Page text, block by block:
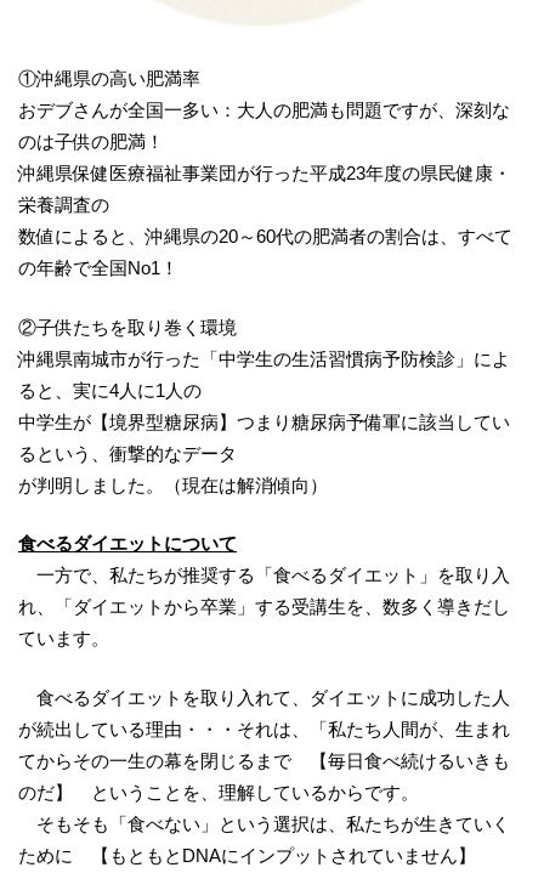
①沖縄県の高い肥満率
おデブさんが全国一多い：大人の肥満も問題ですが、深刻な
のは子供の肥満！
沖縄県保健医療福祉事業団が行った平成23年度の県民健康・
栄養調査の
数値によると、沖縄県の20～60代の肥満者の割合は、すべて
の年齢で全国No1！
②子供たちを取り巻く環境
沖縄県南城市が行った「中学生の生活習慣病予防検診」によ
ると、実に4人に1人の
中学生が【境界型糖尿病】つまり糖尿病予備軍に該当してい
るという、衝撃的なデータ
が判明しました。（現在は解消傾向）
食べるダイエットについて
一方で、私たちが推奨する「食べるダイエット」を取り入
れ、「ダイエットから卒業」する受講生を、数多く導きだし
ています。
食べるダイエットを取り入れて、ダイエットに成功した人
が続出している理由・・・それは、「私たち人間が、生まれ
てからその一生の幕を閉じるまで 【毎日食べ続けるいきも
のだ】 ということを、理解しているからです。
そもそも「食べない」という選択は、私たちが生きていく
ために 【もともとDNAにインプットされていません】